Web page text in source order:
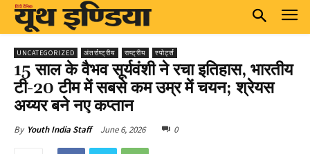
UNCATEGORIZED अंतर्राष्ट्रीय राष्ट्रीय स्पोर्ट्स
15 साल के वैभव सूर्यवंशी ने रचा इतिहास, भारतीय
टी-20 टीम में सबसे कम उम्र में चयन; श्रेयस
अय्यर बने नए कप्तान
By Youth India Staff June 6, 2026 0